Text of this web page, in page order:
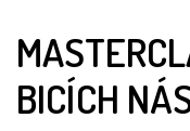
BICÍCH